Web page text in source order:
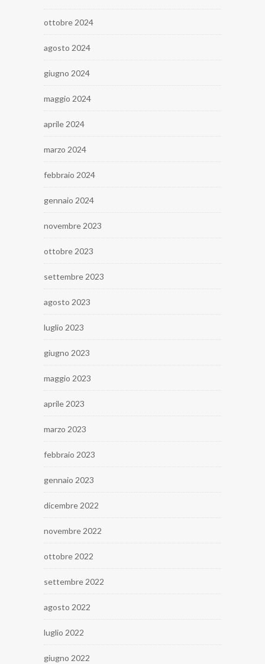
ottobre 2024
agosto 2024
giugno 2024
maggio 2024
aprile 2024
marzo 2024
febbraio 2024
gennaio 2024
novembre 2023
ottobre 2023
settembre 2023
agosto 2023
luglio 2023
giugno 2023
maggio 2023
aprile 2023
marzo 2023
febbraio 2023
gennaio 2023
dicembre 2022
novembre 2022
ottobre 2022
settembre 2022
agosto 2022
luglio 2022
giugno 2022